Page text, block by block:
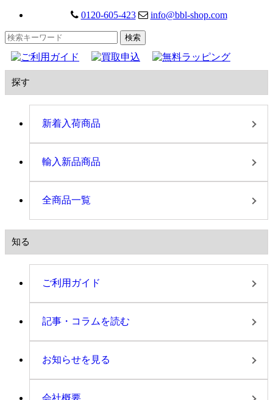
0120-605-423 info@bbl-shop.com
探す
新着入荷商品
輸入新品商品
全商品一覧
知る
ご利用ガイド
記事・コラムを読む
お知らせを見る
会社概要